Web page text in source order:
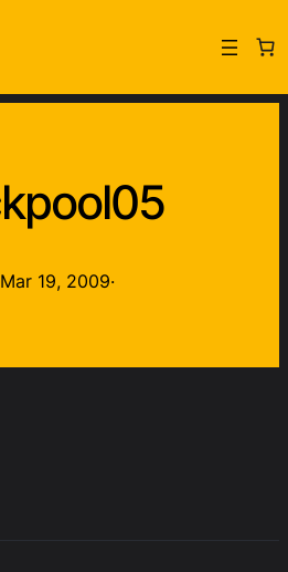
Mar 19, 2009·